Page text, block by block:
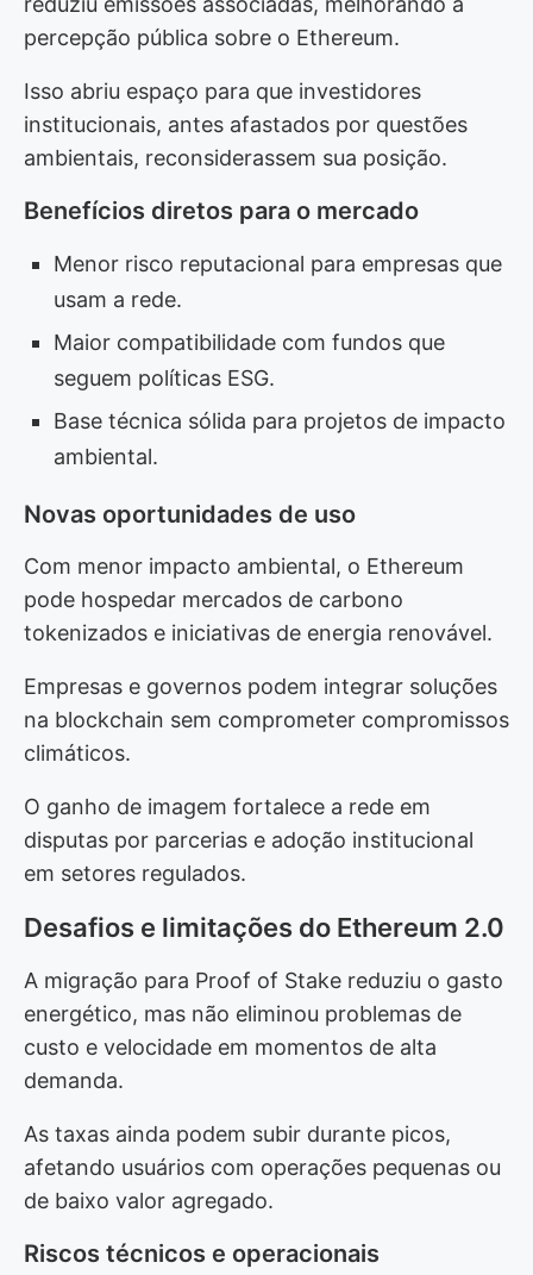
percepção pública sobre o Ethereum.
Isso abriu espaço para que investidores
institucionais, antes afastados por questões
ambientais, reconsiderassem sua posição.
Benefícios diretos para o mercado
Menor risco reputacional para empresas que
usam a rede.
Maior compatibilidade com fundos que
seguem políticas ESG.
Base técnica sólida para projetos de impacto
ambiental.
Novas oportunidades de uso
Com menor impacto ambiental, o Ethereum
pode hospedar mercados de carbono
tokenizados e iniciativas de energia renovável.
Empresas e governos podem integrar soluções
na blockchain sem comprometer compromissos
climáticos.
O ganho de imagem fortalece a rede em
disputas por parcerias e adoção institucional
em setores regulados.
Desafios e limitações do Ethereum 2.0
A migração para Proof of Stake reduziu o gasto
energético, mas não eliminou problemas de
custo e velocidade em momentos de alta
demanda.
As taxas ainda podem subir durante picos,
afetando usuários com operações pequenas ou
de baixo valor agregado.
Riscos técnicos e operacionais